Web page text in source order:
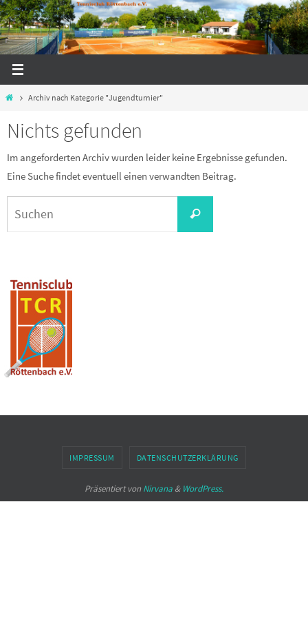
Zum
Inhalt
springen
StartArchiv nach Kategorie "Jugendturnier"
Nichts gefunden
Im angeforderten Archiv wurden leider keine Ergebnisse gefunden.
Eine Suche findet eventuell einen verwandten Beitrag.
Suchen
IMPRESSUM DATENSCHUTZERKLÄRUNG
Präsentiert von Nirvana & WordPress.